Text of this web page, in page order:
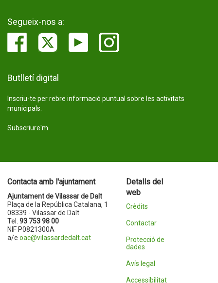
Segueix-nos a:
Butlletí digital
Inscriu-te per rebre informació puntual sobre les activitats
municipals.
Subscriure'm
Contacta amb l'ajuntament
Ajuntament de Vilassar de Dalt
Plaça de la República Catalana, 1
08339 - Vilassar de Dalt
Tel. 93 753 98 00
NIF P0821300A
a/e oac@vilassardedalt.cat
Detalls del
web
Crèdits
Contactar
Protecció de
dades
Avís legal
Accessibilitat